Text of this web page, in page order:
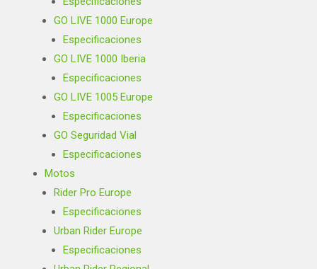
GO LIVE 1000 Europe
Especificaciones
GO LIVE 1000 Iberia
Especificaciones
GO LIVE 1005 Europe
Especificaciones
GO Seguridad Vial
Especificaciones
Motos
Rider Pro Europe
Especificaciones
Urban Rider Europe
Especificaciones